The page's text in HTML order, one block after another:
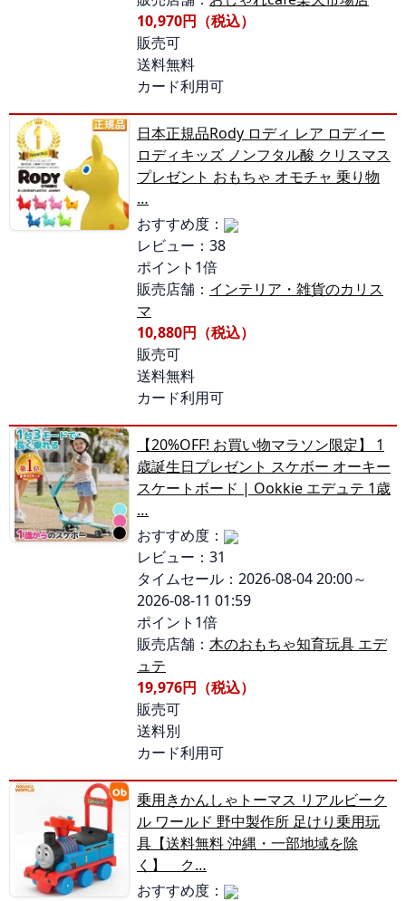
10,970円（税込）
販売可
送料無料
カード利用可
日本正規品Rody ロディ レア ロディー
ロディキッズ ノンフタル酸 クリスマス
プレゼント おもちゃ オモチャ 乗り物
…
おすすめ度：
レビュー：38
ポイント1倍
販売店舗： インテリア・雑貨のカリス
マ
10,880円（税込）
販売可
送料無料
カード利用可
【20%OFF! お買い物マラソン限定】 1
歳誕生日プレゼント スケボー オーキー
スケートボード | Ookkie エデュテ 1歳
…
おすすめ度：
レビュー：31
タイムセール：2026-08-04 20:00～
2026-08-11 01:59
ポイント1倍
販売店舗： 木のおもちゃ知育玩具 エデ
ュテ
19,976円（税込）
販売可
送料別
カード利用可
乗用きかんしゃトーマス リアルビーク
ル ワールド 野中製作所 足けり乗用玩
具【送料無料 沖縄・一部地域を除
く】 ク…
おすすめ度：